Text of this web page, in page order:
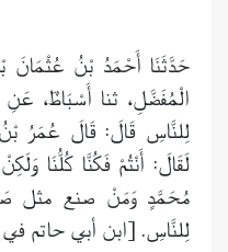
حَدَّثَنَا أَحْمَدُ بْنُ عُثْمَانَ
الْمُفَضَّلِ، ثنا أَسْبَاطٌ،
لِلنَّاسِ قَالَ: قَالَ عُمَرُ
لَقَالَ: أَنْتُمْ فَكُنَّا كُلُّنَا
مُحَمَّدٍ وَمَنْ صنع مثل
لِلنَّاسِ. [ابن أبي حاتم